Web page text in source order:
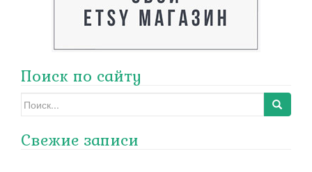
Поиск по сайту
Search
for:
Свежие записи